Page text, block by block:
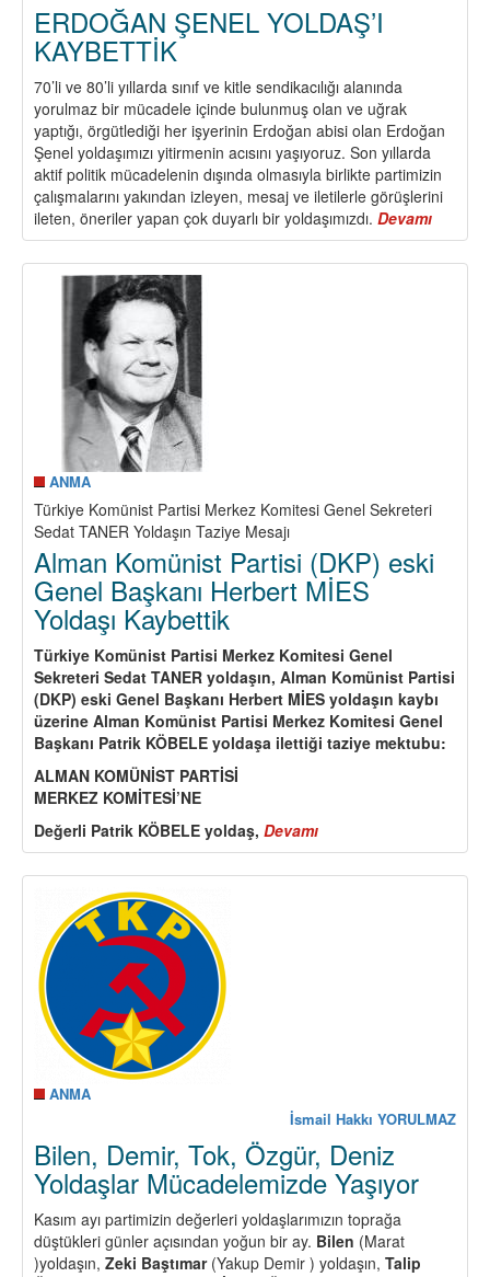
ERDOĞAN ŞENEL YOLDAŞ’I
KAYBETTİK
70’li ve 80’li yıllarda sınıf ve kitle sendikacılığı alanında
yorulmaz bir mücadele içinde bulunmuş olan ve uğrak
yaptığı, örgütlediği her işyerinin Erdoğan abisi olan Erdoğan
Şenel yoldaşımızı yitirmenin acısını yaşıyoruz. Son yıllarda
aktif politik mücadelenin dışında olmasıyla birlikte partimizin
çalışmalarını yakından izleyen, mesaj ve iletilerle görüşlerini
ileten, öneriler yapan çok duyarlı bir yoldaşımızdı. Devamı
ŞENEL
ANMA
Türkiye Komünist Partisi Merkez Komitesi Genel Sekreteri
Sedat TANER Yoldaşın Taziye Mesajı
Alman Komünist Partisi (DKP) eski
Genel Başkanı Herbert MİES
Yoldaşı Kaybettik
Türkiye Komünist Partisi Merkez Komitesi Genel
Sekreteri Sedat TANER yoldaşın, Alman Komünist Partisi
(DKP) eski Genel Başkanı Herbert MİES yoldaşın kaybı
üzerine Alman Komünist Partisi Merkez Komitesi Genel
Başkanı Patrik KÖBELE yoldaşa ilettiği taziye mektubu:
ALMAN KOMÜNİST PARTİSİ
MERKEZ KOMİTESİ’NE
Değerli Patrik KÖBELE yoldaş, Devamı
Alman
Komünist
ANMA
İsmail Hakkı YORULMAZ
Bilen, Demir, Tok, Özgür, Deniz
Yoldaşlar Mücadelemizde Yaşıyor
Kasım ayı partimizin değerleri yoldaşlarımızın toprağa
düştükleri günler açısından yoğun bir ay. Bilen (Marat
)yoldaşın, Zeki Baştımar (Yakup Demir ) yoldaşın, Talip